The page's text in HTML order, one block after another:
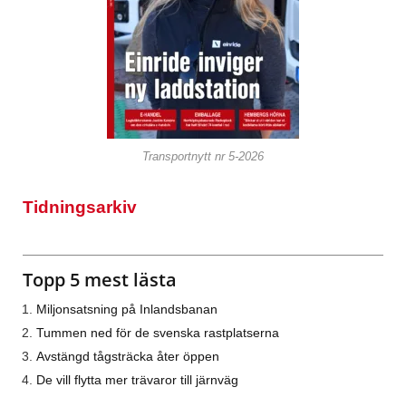
Transportnytt nr 5-2026
Tidningsarkiv
Topp 5 mest lästa
Miljonsatsning på Inlandsbanan
Tummen ned för de svenska rastplatserna
Avstängd tågsträcka åter öppen
De vill flytta mer trävaror till järnväg